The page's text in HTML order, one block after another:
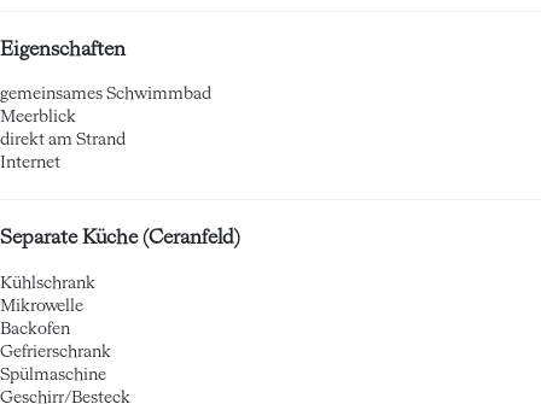
Eigenschaften
gemeinsames Schwimmbad
Meerblick
direkt am Strand
Internet
Separate Küche (Ceranfeld)
Kühlschrank
Mikrowelle
Backofen
Gefrierschrank
Spülmaschine
Geschirr/Besteck